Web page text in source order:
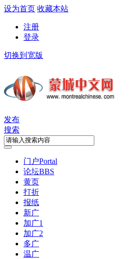
设为首页 收藏本站
注册
登录
切换到宽版
发布
搜索
门户Portal
论坛BBS
黄页
打折
报纸
新广
加广1
加广2
多广
温广